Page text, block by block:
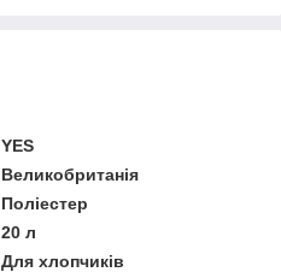
YES
Великобританія
Поліестер
20 л
Для хлопчиків